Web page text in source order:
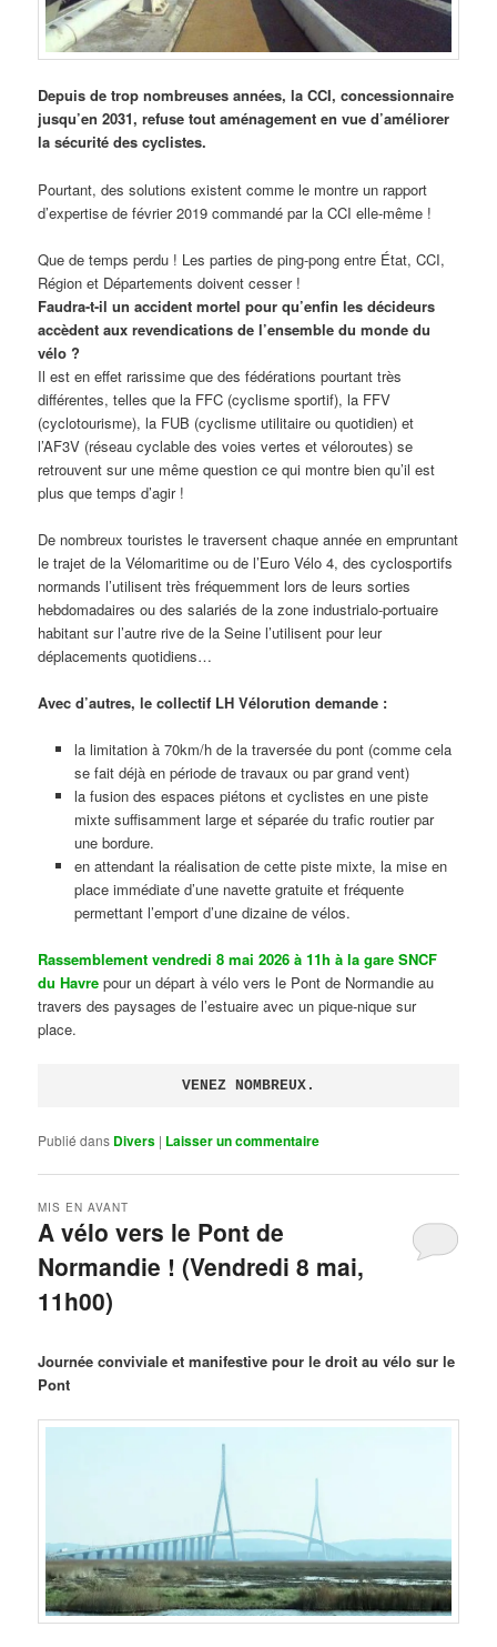
Depuis de trop nombreuses années, la CCI, concessionnaire
jusqu’en 2031, refuse tout aménagement en vue d’améliorer
la sécurité des cyclistes.
Pourtant, des solutions existent comme le montre un rapport
d’expertise de février 2019 commandé par la CCI elle-même !
Que de temps perdu ! Les parties de ping-pong entre État, CCI,
Région et Départements doivent cesser !
Faudra-t-il un accident mortel pour qu’enfin les décideurs
accèdent aux revendications de l’ensemble du monde du
vélo ?
Il est en effet rarissime que des fédérations pourtant très
différentes, telles que la FFC (cyclisme sportif), la FFV
(cyclotourisme), la FUB (cyclisme utilitaire ou quotidien) et
l’AF3V (réseau cyclable des voies vertes et véloroutes) se
retrouvent sur une même question ce qui montre bien qu’il est
plus que temps d’agir !
De nombreux touristes le traversent chaque année en empruntant
le trajet de la Vélomaritime ou de l’Euro Vélo 4, des cyclosportifs
normands l’utilisent très fréquemment lors de leurs sorties
hebdomadaires ou des salariés de la zone industrialo-portuaire
habitant sur l’autre rive de la Seine l’utilisent pour leur
déplacements quotidiens…
Avec d’autres, le collectif LH Vélorution demande :
la limitation à 70km/h de la traversée du pont (comme cela
se fait déjà en période de travaux ou par grand vent)
la fusion des espaces piétons et cyclistes en une piste
mixte suffisamment large et séparée du trafic routier par
une bordure.
en attendant la réalisation de cette piste mixte, la mise en
place immédiate d’une navette gratuite et fréquente
permettant l’emport d’une dizaine de vélos.
Rassemblement vendredi 8 mai 2026 à 11h à la gare SNCF
du Havre pour un départ à vélo vers le Pont de Normandie au
travers des paysages de l’estuaire avec un pique-nique sur
place.
VENEZ NOMBREUX.
Publié dans Divers | Laisser un commentaire
A vélo vers le Pont de
Normandie ! (Vendredi 8 mai,
11h00)
MIS EN AVANT
Journée conviviale et manifestive pour le droit au vélo sur le
Pont